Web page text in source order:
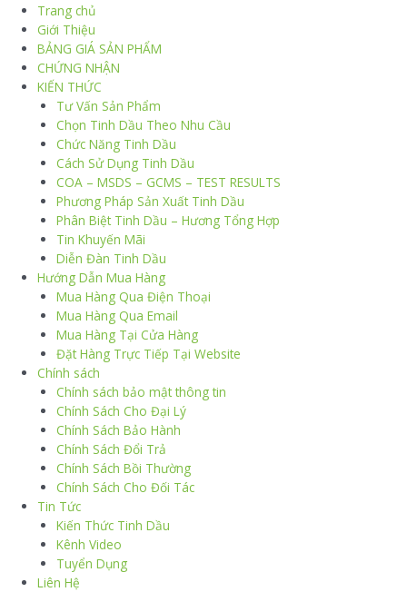
Trang chủ
Giới Thiệu
BẢNG GIÁ SẢN PHẨM
CHỨNG NHẬN
KIẾN THỨC
Tư Vấn Sản Phẩm
Chọn Tinh Dầu Theo Nhu Cầu
Chức Năng Tinh Dầu
Cách Sử Dụng Tinh Dầu
COA – MSDS – GCMS – TEST RESULTS
Phương Pháp Sản Xuất Tinh Dầu
Phân Biệt Tinh Dầu – Hương Tổng Hợp
Tin Khuyến Mãi
Diễn Đàn Tinh Dầu
Hướng Dẫn Mua Hàng
Mua Hàng Qua Điện Thoại
Mua Hàng Qua Email
Mua Hàng Tại Cửa Hàng
Đặt Hàng Trực Tiếp Tại Website
Chính sách
Chính sách bảo mật thông tin
Chính Sách Cho Đại Lý
Chính Sách Bảo Hành
Chính Sách Đổi Trả
Chính Sách Bồi Thường
Chính Sách Cho Đối Tác
Tin Tức
Kiến Thức Tinh Dầu
Kênh Video
Tuyển Dụng
Liên Hệ